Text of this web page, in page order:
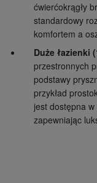
ćwierćokrągły
standardowy
komfortem a
Duże łazienki
przestronnych
podstawy
przykład
jest dostępna
zapewniając